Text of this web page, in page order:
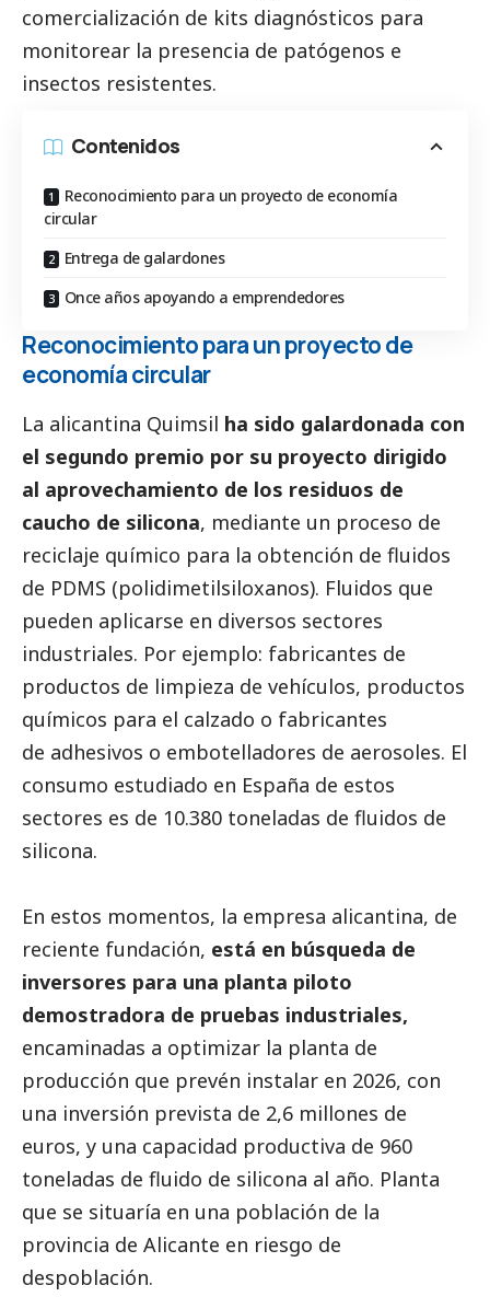
comercialización de kits diagnósticos para
monitorear la presencia de patógenos e
insectos resistentes.
Contenidos
Reconocimiento para un proyecto de economía
circular
Entrega de galardones
Once años apoyando a emprendedores
Reconocimiento para un proyecto de
economía circular
La alicantina Quimsil ha sido galardonada con
el segundo premio por su proyecto dirigido
al aprovechamiento de los residuos de
caucho de silicona, mediante un proceso de
reciclaje químico para la obtención de fluidos
de PDMS (polidimetilsiloxanos). Fluidos que
pueden aplicarse en diversos sectores
industriales. Por ejemplo: fabricantes de
productos de limpieza de vehículos, productos
químicos para el calzado o fabricantes
de adhesivos o embotelladores de aerosoles. El
consumo estudiado en España de estos
sectores es de 10.380 toneladas de fluidos de
silicona.
En estos momentos, la empresa alicantina, de
reciente fundación, está en búsqueda de
inversores para una planta piloto
demostradora de pruebas industriales,
encaminadas a optimizar la planta de
producción que prevén instalar en 2026, con
una inversión prevista de 2,6 millones de
euros, y una capacidad productiva de 960
toneladas de fluido de silicona al año. Planta
que se situaría en una población de la
provincia de Alicante en riesgo de
despoblación.